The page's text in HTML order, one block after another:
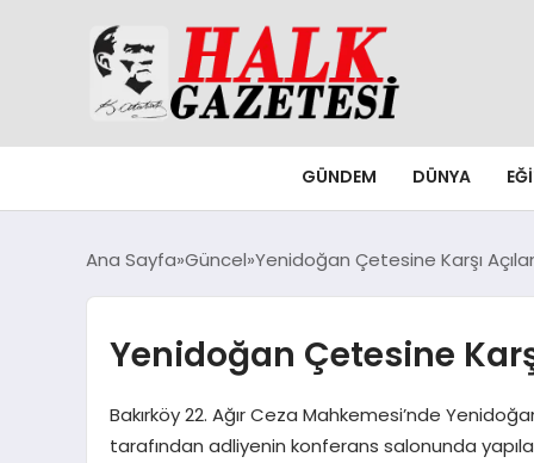
GÜNDEM DÜNYA
Ana Sayfa Güncel Yenidoğan Çetesine Karşı
Yenidoğan Çetesine
Bakırköy 22. Ağır Ceza Mahkemesi’nde
tarafından adliyenin konferans salonunda